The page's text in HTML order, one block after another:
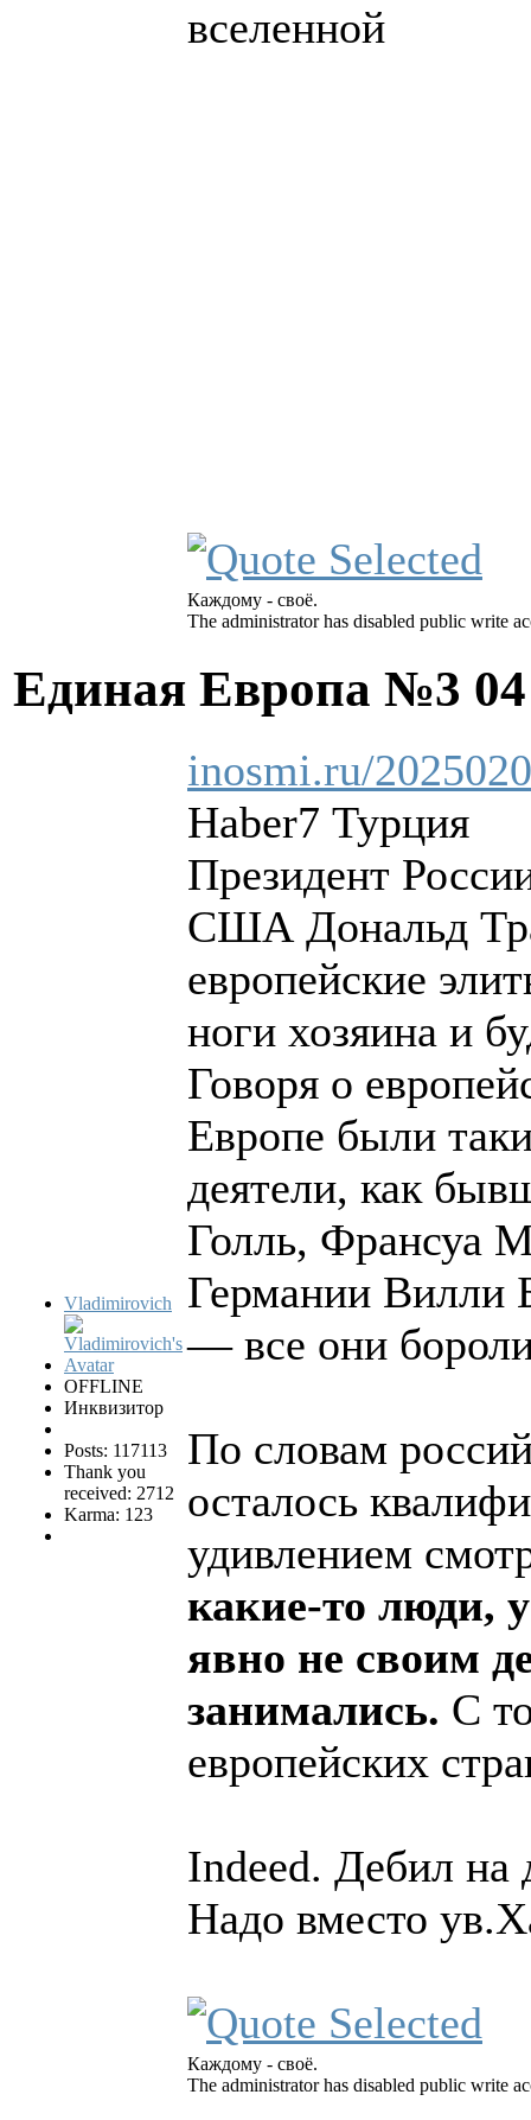
вселенной
Каждому - своё.
The administrator has disabled public write
Единая Европа №3
Vladimirovich
OFFLINE
Инквизитор
Posts: 117113
Thank you
received: 2712
Karma: 123
inosmi.ru/
Haber7 Турция
Президент
США Дональд
европейские
ноги хозяина и
Говоря о
Европе были
деятели, как
Голль, Франсуа
Германии Вилли
— все они
По словам
осталось
удивлением
какие-то люди,
явно не своим
занимались. С
европейских
Indeed. Дебил на
Надо вместо
Каждому - своё.
The administrator has disabled public write